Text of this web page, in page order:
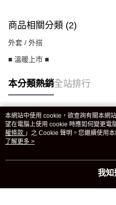
商品相關分類 (2)
外套 / 外搭
■ 溫暖上市 ■
本分類熱銷全站排行
熱門標籤
本網站中使用 cookie，欲查詢有關本網
望在電腦上使用 cookie 時應如何變更電
權條款 」之 Cookie 聲明。您繼續使用
用條款之 Cookie 聲明使用 cookie。
了解更多 >
我知